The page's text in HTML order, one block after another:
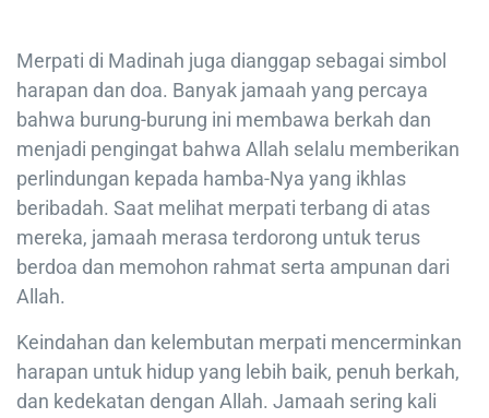
Merpati di Madinah juga dianggap sebagai simbol
harapan dan doa. Banyak jamaah yang percaya
bahwa burung-burung ini membawa berkah dan
menjadi pengingat bahwa Allah selalu memberikan
perlindungan kepada hamba-Nya yang ikhlas
beribadah. Saat melihat merpati terbang di atas
mereka, jamaah merasa terdorong untuk terus
berdoa dan memohon rahmat serta ampunan dari
Allah.
Keindahan dan kelembutan merpati mencerminkan
harapan untuk hidup yang lebih baik, penuh berkah,
dan kedekatan dengan Allah. Jamaah sering kali